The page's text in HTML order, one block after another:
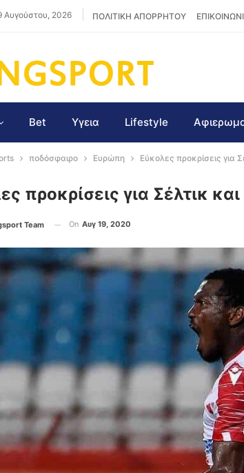
Αυγούστου, 2026 ΠΟΛΙΤΙΚΗ ΑΠΟΡΡΗΤΟΥ
Bet Υγεια Lifestyle
ποδόσφαιρο Ευρώπη Εύκολες προκρίσεις για
προκρίσεις για Σέλτικ
Team On Αυγ 19, 2020